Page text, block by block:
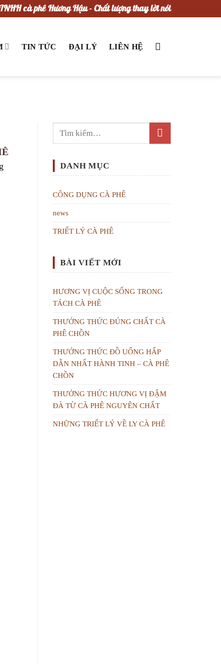
cà phê Hương Hậu - Chất lượng thay lời nói
TIN TỨC ĐẠI LÝ LIÊN HỆ
DANH MỤC
CÔNG DỤNG CÀ PHÊ
news
TRIẾT LÝ CÀ PHÊ
BÀI VIẾT MỚI
HƯƠNG VỊ CUỘC SỐNG TRONG
TÁCH CÀ PHÊ
THƯỞNG THỨC ĐÚNG CHẤT CÀ
PHÊ CHỒN
THƯỞNG THỨC ĐỒ UỐNG HẤP
DẪN NHẤT HÀNH TINH – CÀ PHÊ
CHỒN
THƯỞNG THỨC HƯƠNG VỊ ĐẬM
ĐÀ TỪ CÀ PHÊ NGUYÊN CHẤT
NHỮNG TRIẾT LÝ VỀ LY CÀ PHÊ